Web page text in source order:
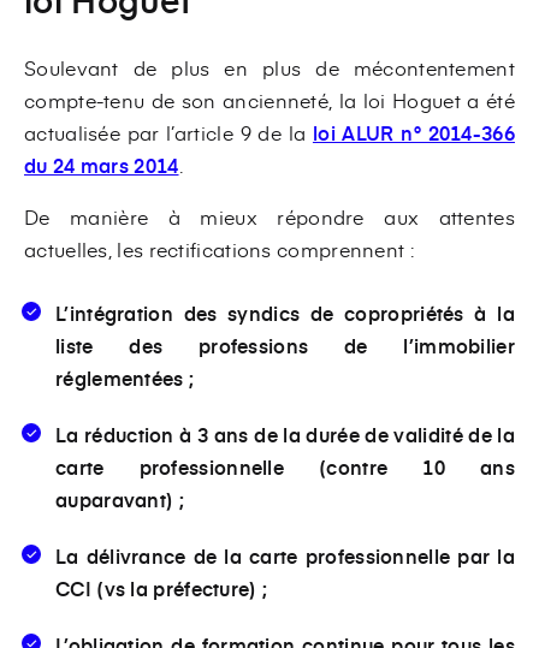
Soulevant de plus en plus de mécontentement
compte-tenu de son ancienneté, la loi Hoguet a été
actualisée par l’article 9 de la loi ALUR n° 2014-366
du 24 mars 2014
De manière à mieux répondre aux attentes
actuelles, les rectifications comprennent :
L’intégration des syndics de copropriétés à la
liste des professions de l’immobilier
réglementées ;
La réduction à 3 ans de la durée de validité de la
carte professionnelle (contre 10 ans
auparavant) ;
La délivrance de la carte professionnelle par la
CCI (vs la préfecture) ;